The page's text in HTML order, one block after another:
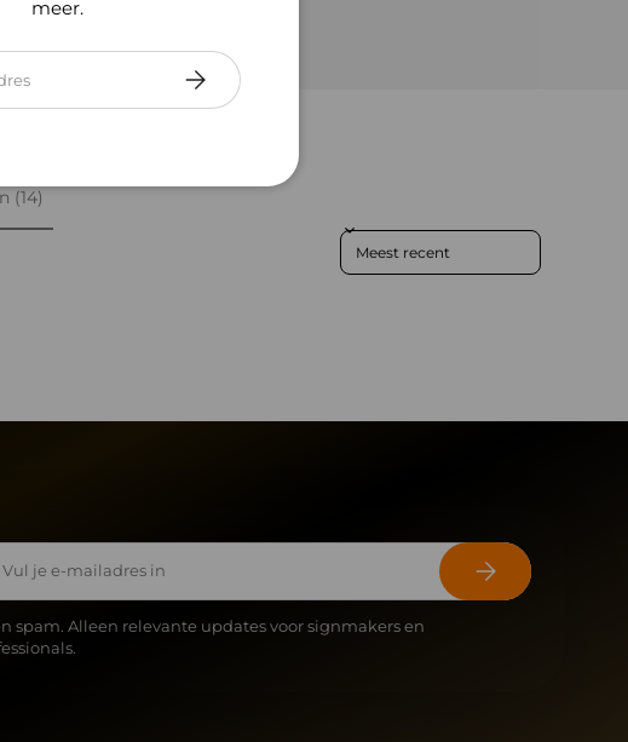
(14)
Sort reviews by
Abonneer
spam. Alleen relevante updates voor signmakers en
meer.
Abonneer